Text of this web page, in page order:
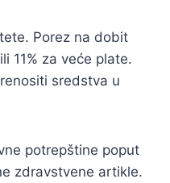
Porez na dobit
11% za veće plate.
sredstva u
potrepštine poput
zdravstvene artikle.